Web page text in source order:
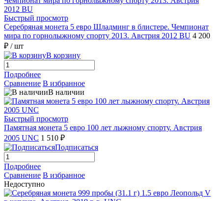
Быстрый просмотр
Серебряная монета 5 евро Шладминг в блистере. Чемпионат
мира по горнолыжному спорту 2013. Австрия 2012 BU 4 200
₽ / шт
В корзину
Подробнее
Сравнение В избранное
В наличии
Быстрый просмотр
Памятная монета 5 евро 100 лет лыжному спорту. Австрия
2005 UNC 1 510 ₽
Подписаться
Подробнее
Сравнение В избранное
Недоступно